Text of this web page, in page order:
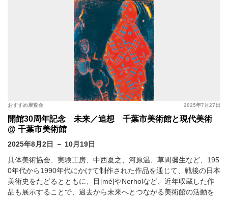
2025年7月27日
おすすめ展覧会
開館30周年記念 未来／追想 千葉市美術館と現代美術
@ 千葉市美術館
2025年8月2日 － 10月19日
具体美術協会、実験工房、中西夏之、河原温、草間彌生など、195
0年代から1990年代にかけて制作された作品を通じて、戦後の日本
美術史をたどるとともに、目[mé]やNerholなど、近年収蔵した作
品も展示することで、過去から未来へとつながる美術館の活動を